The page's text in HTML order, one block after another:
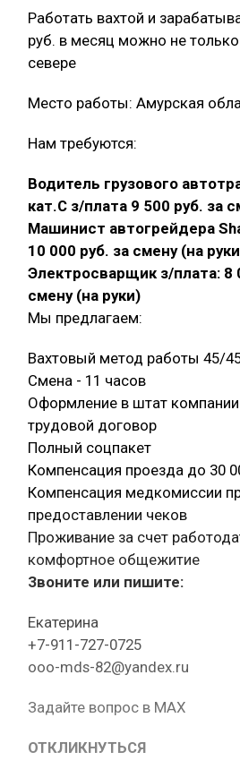
Работать вахтой и
руб. в месяц можно не
севере
Место работы: Амурская
Нам требуются:
Водитель грузового
кат.С з/плата 9 500 руб. за
Машинист автогрейдера
10 000 руб. за смену (на
Электросварщик з/плата: 8
смену (на руки)
Мы предлагаем:
Вахтовый метод работы 45/
Смена - 11 часов
Оформление в штат
трудовой договор
Полный соцпакет
Компенсация проезда до 30
Компенсация медкомиссии
предоставлении чеков
Проживание за счет
комфортное общежитие
Звоните или пишите:
Екатерина
+7-911-727-0725
ooo-mds-82@yandex.ru
Задайте вопрос в MAX
ОТКЛИКНУТЬСЯ